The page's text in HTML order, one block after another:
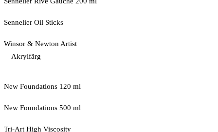
Sennelier Oil Sticks
Winsor & Newton Artist
Akrylfärg
New Foundations 120 ml
New Foundations 500 ml
Tri-Art High Viscosity